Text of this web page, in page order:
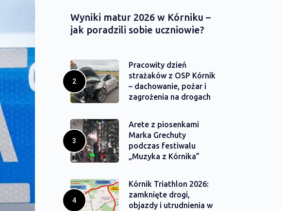
Wyniki matur 2026 w Kórniku –
jak poradzili sobie uczniowie?
Pracowity dzień
strażaków z OSP Kórnik
– dachowanie, pożar i
zagrożenia na drogach
Arete z piosenkami
Marka Grechuty
podczas festiwalu
„Muzyka z Kórnika”
Kórnik Triathlon 2026:
zamknięte drogi,
objazdy i utrudnienia w